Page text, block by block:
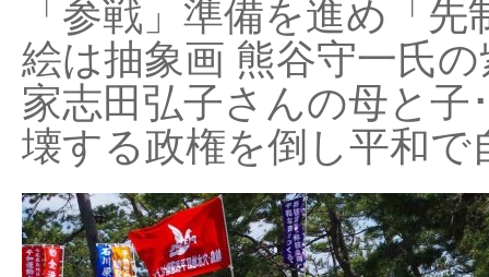
「参戦」準備を進め「
絵は抽象画 熊谷守一氏
家志田弘子さんの母と子
壊する政権を倒し平和